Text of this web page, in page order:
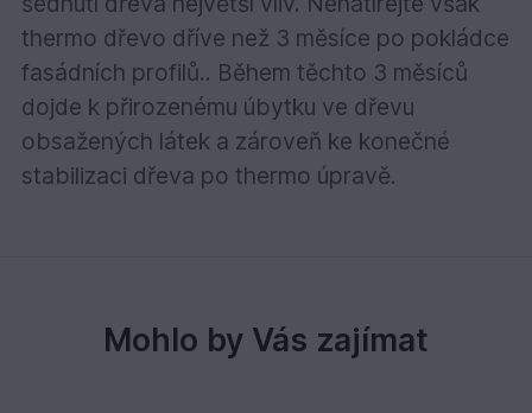
thermo dřevo dříve než 3 měsíce po pokládce
fasádních profilů.. Během těchto 3 měsíců
dojde k přirozenému úbytku ve dřevu
obsažených látek a zároveň ke konečné
stabilizaci dřeva po thermo úpravě.
Mohlo by Vás zajímat